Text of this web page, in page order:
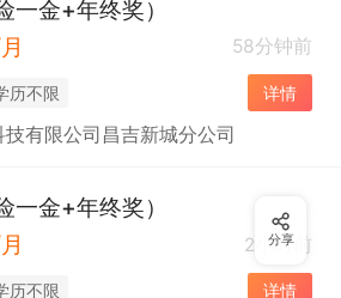
一金+年终奖）
58分钟前
历不限 详情
有限公司昌吉新城分公司
一金+年终奖）
2小时前
历不限 详情
分享